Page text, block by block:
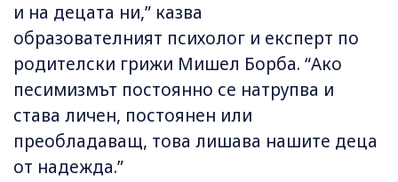
и на децата ни,” казва
образователният психолог и експерт по
родителски грижи Мишел Борба. “Ако
песимизмът постоянно се натрупва и
става личен, постоянен или
преобладаващ, това лишава нашите деца
от надежда.”